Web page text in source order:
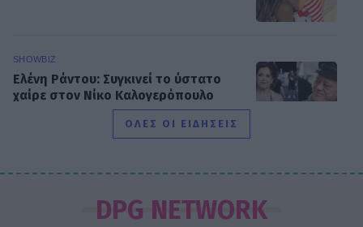
SHOWBIZ
Ελένη Ράντου: Συγκινεί το ύστατο
χαίρε στον Νίκο Καλογερόπουλο
-«Ευγνώμων που σε γνώρισα»
Εριέττα Μανούρη: Η σπάνια
φωτογραφία με μπικίνι – Summer
ΟΛΕΣ ΟΙ ΕΙΔΗΣΕΙΣ
DPG NETWORK